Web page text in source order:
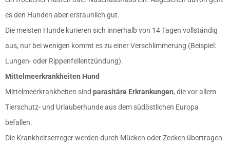
es den Hunden aber erstaunlich gut.
Die meisten Hunde kurieren sich innerhalb von 14 Tagen vollständig
aus, nur bei wenigen kommt es zu einer Verschlimmerung (Beispiel:
Lungen- oder Rippenfellentzündung).
Mittelmeerkrankheiten Hund
Mittelmeerkrankheiten sind parasitäre Erkrankungen, die vor allem
Tierschutz- und Urlauberhunde aus dem südöstlichen Europa
befallen.
Die Krankheitserreger werden durch Mücken oder Zecken übertragen